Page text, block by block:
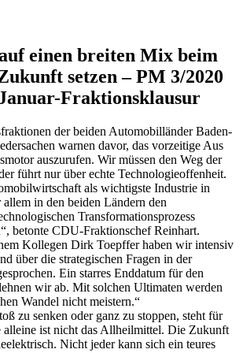
einen breiten Mix beim
setzen – PM 3/2020
Fraktionsklausur
der beiden Automobilländer Baden-
warnen davor, das vorzeitige Aus
auszurufen. Wir müssen den Weg der
führt nur über echte Technologieoffenheit.
als wichtigste Industrie in
in den beiden Ländern den
Transformationsprozess
betonte CDU-Fraktionschef Reinhart.
Kollegen Dirk Toepffer haben wir intensiv
über die strategischen Fragen in der
Ein starres Enddatum für den
wir ab. Mit solchen Ultimaten werden
Wandel nicht meistern.“
zu senken oder ganz zu stoppen, steht für
alleine ist nicht das Allheilmittel. Die Zukunft
Nicht jeder kann sich ein teures